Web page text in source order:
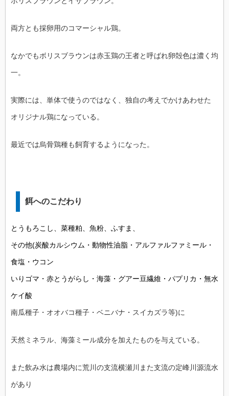
両方とも採卵用のコマーシャル鶏。
なかでもボリスブラウンは赤玉鶏の王者と呼ばれ卵殻色は濃く均
一。
実際には、単体で使うのではなく、独自の考えでかけあわせた
オリジナル鶏になっている。
最近では烏骨鶏種も飼育するようになった。
餌へのこだわり
とうもろこし、菜種粕、魚粉、ふすま、
その他(炭酸カルシウム・動物性油脂・アルファルファミール・
食塩・ウコン
いりゴマ・赤とうがらし・海藻・グアー豆繊維・パプリカ・無水
ケイ酸
南瓜種子・オオバコ種子・ベニバナ・スイカズラ等)に
天然ミネラル、海藻ミール成分を加えたものを与えている。
また飲み水は農場内に荒川の支流横瀬川また支流の定峰川源流水
があり